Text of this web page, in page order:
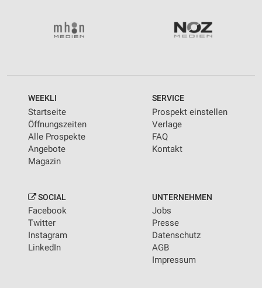
WEEKLI
Startseite
Öffnungszeiten
Alle Prospekte
Angebote
Magazin
SERVICE
Prospekt einstellen
Verlage
FAQ
Kontakt
SOCIAL
Facebook
Twitter
Instagram
LinkedIn
UNTERNEHMEN
Jobs
Presse
Datenschutz
AGB
Impressum